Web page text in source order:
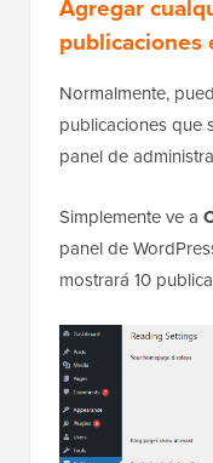
Agregar
publicaciones
Normalmente,
publicaciones que
panel de
Simplemente ve a
panel de
mostrará 10